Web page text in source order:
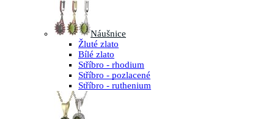
Náušnice
Žluté zlato
Bílé zlato
Stříbro - rhodium
Stříbro - pozlacené
Stříbro - ruthenium